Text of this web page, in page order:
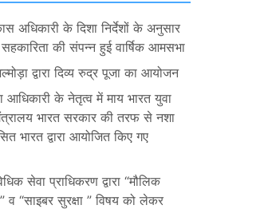
अधिकारी के दिशा निर्देशों के अनुसार
की संपन्न हुई वार्षिक आमसभा
द्वारा दिव्य रुद्र पूजा का आयोजन
आधिकारी के नेतृत्व में माय भारत युवा
भारत सरकार की तरफ से नशा
भारत द्वारा आयोजित किए गए
सेवा प्राधिकरण द्वारा “मौलिक
व “साइबर सुरक्षा ” विषय को लेकर